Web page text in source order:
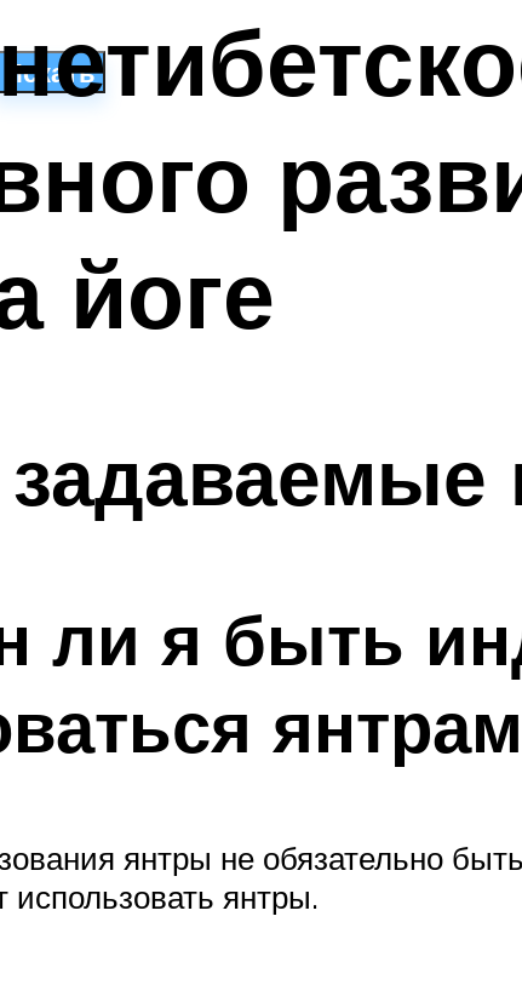
Искать
йоге
ли я быть
янтры не обязательно
использовать янтры.